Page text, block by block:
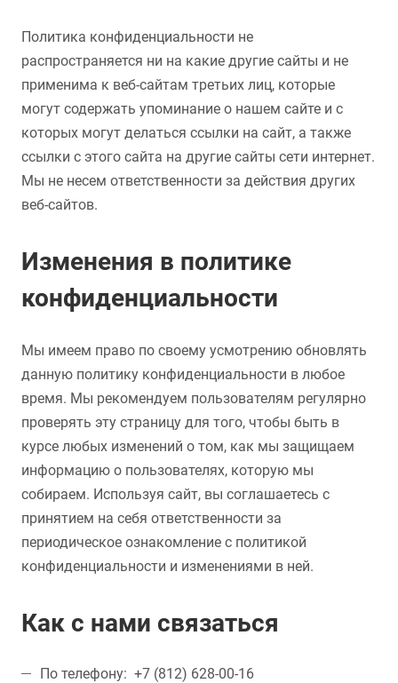
Политика конфиденциальности не
распространяется ни на какие другие сайты и не
применима к веб-сайтам третьих лиц, которые
могут содержать упоминание о нашем сайте и с
которых могут делаться ссылки на сайт, а также
ссылки с этого сайта на другие сайты сети интернет.
Мы не несем ответственности за действия других
веб-сайтов.
Изменения в политике
конфиденциальности
Мы имеем право по своему усмотрению обновлять
данную политику конфиденциальности в любое
время. Мы рекомендуем пользователям регулярно
проверять эту страницу для того, чтобы быть в
курсе любых изменений о том, как мы защищаем
информацию о пользователях, которую мы
собираем. Используя сайт, вы соглашаетесь с
принятием на себя ответственности за
периодическое ознакомление с политикой
конфиденциальности и изменениями в ней.
Как с нами связаться
По телефону: +7 (812) 628-00-16